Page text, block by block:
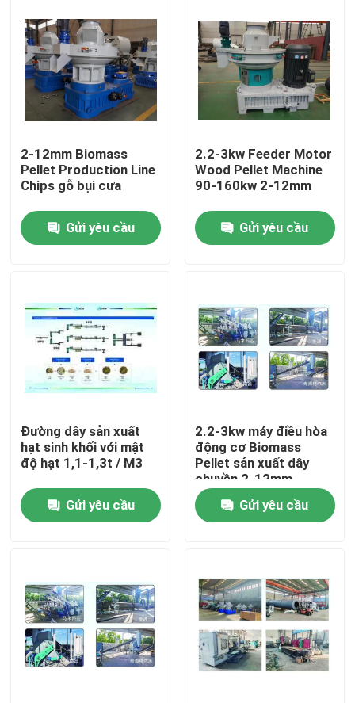
Nhà
video
Về chúng tôi
Chuyến tham quan nhà máy
Kiểm soát chất lượng
Tin tức
Yêu cầu Đặt giá
2-12mm Biomass
Pellet Production Line
Chips gỗ bụi cưa
Gửi yêu cầu
2.2-3kw Feeder Motor
Wood Pellet Machine
90-160kw 2-12mm
Gửi yêu cầu
Đường dây sản xuất
hạt sinh khối với mật
độ hạt 1,1-1,3t / M3
Gửi yêu cầu
2.2-3kw máy điều hòa
động cơ Biomass
Pellet sản xuất dây
chuyền 2-12mm
Gửi yêu cầu